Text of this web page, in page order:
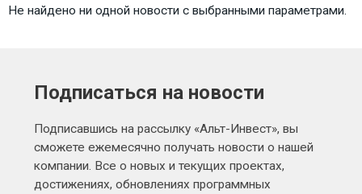
Не найдено ни одной новости с выбранными параметрами.
Подписаться на новости
Подписавшись на рассылку «Альт-Инвест», вы
сможете ежемесячно получать новости о нашей
компании. Все о новых и текущих проектах,
достижениях, обновлениях программных